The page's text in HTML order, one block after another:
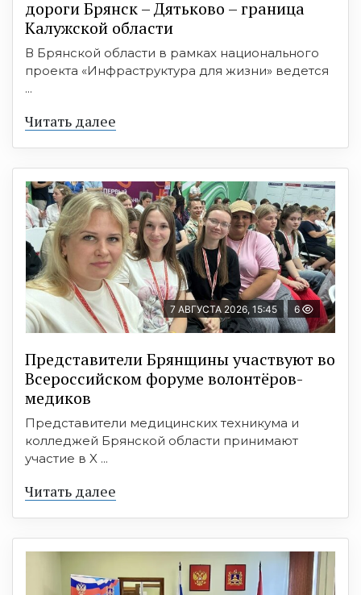
дороги Брянск – Дятьково – граница
Калужской области
В Брянской области в рамках национального
проекта «Инфраструктура для жизни» ведется
...
Читать далее
7 АВГУСТА 2026, 15:45 6
Представители Брянщины участвуют во
Всероссийском форуме волонтёров-
медиков
Представители медицинских техникума и
колледжей Брянской области принимают
участие в X ...
Читать далее